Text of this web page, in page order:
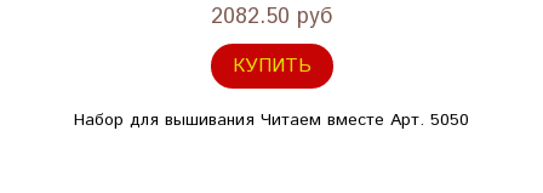
2082.50 руб
КУПИТЬ
Набор для вышивания Читаем вместе Арт. 5050